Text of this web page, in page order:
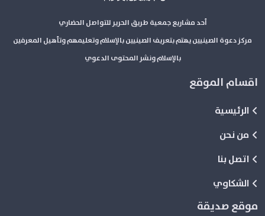
أحد مشاريع جمعية طريق الحرير للتواصل الحضاري
مركز دعوة الصينيين يهتم بتعريف الصينيين بالإسلام وتعليمهم وتأهيل المعرفين
بالإسلام ونشر المحتوى الدعوي
اقسام الموقع
الرئيسية
من نحن
اتصل بنا
الشكاوي
موقع صديقة